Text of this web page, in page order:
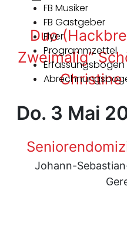
FB Musiker
FB Gastgeber
Flyer
Programmzettel
Erfassungsbogen
Duo
Zweimalig“
Christine
Do. 3 Mai
Johann-